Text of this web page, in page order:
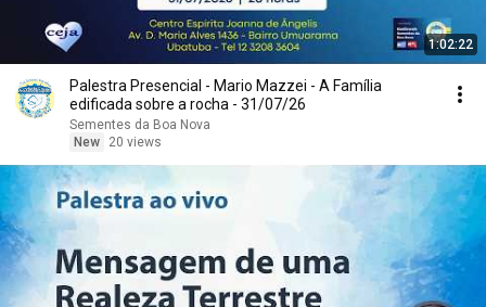
1:02:22
Palestra Presencial - Mario Mazzei - A Família
edificada sobre a rocha - 31/07/26
Sementes da Boa Nova
New
20 views